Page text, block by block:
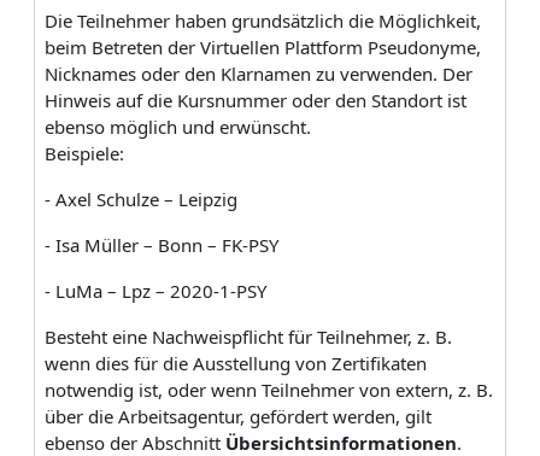
Die Teilnehmer haben grundsätzlich die Möglichkeit,
beim Betreten der Virtuellen Plattform Pseudonyme,
Nicknames oder den Klarnamen zu verwenden. Der
Hinweis auf die Kursnummer oder den Standort ist
ebenso möglich und erwünscht.
Beispiele:
- Axel Schulze – Leipzig
- Isa Müller – Bonn – FK-PSY
- LuMa – Lpz – 2020-1-PSY
Besteht eine Nachweispflicht für Teilnehmer, z. B.
wenn dies für die Ausstellung von Zertifikaten
notwendig ist, oder wenn Teilnehmer von extern, z. B.
über die Arbeitsagentur, gefördert werden, gilt
ebenso der Abschnitt Übersichtsinformationen.